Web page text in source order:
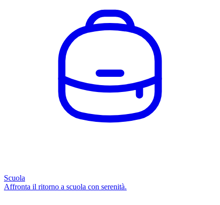
Scuola
Affronta il ritorno a scuola con serenità.